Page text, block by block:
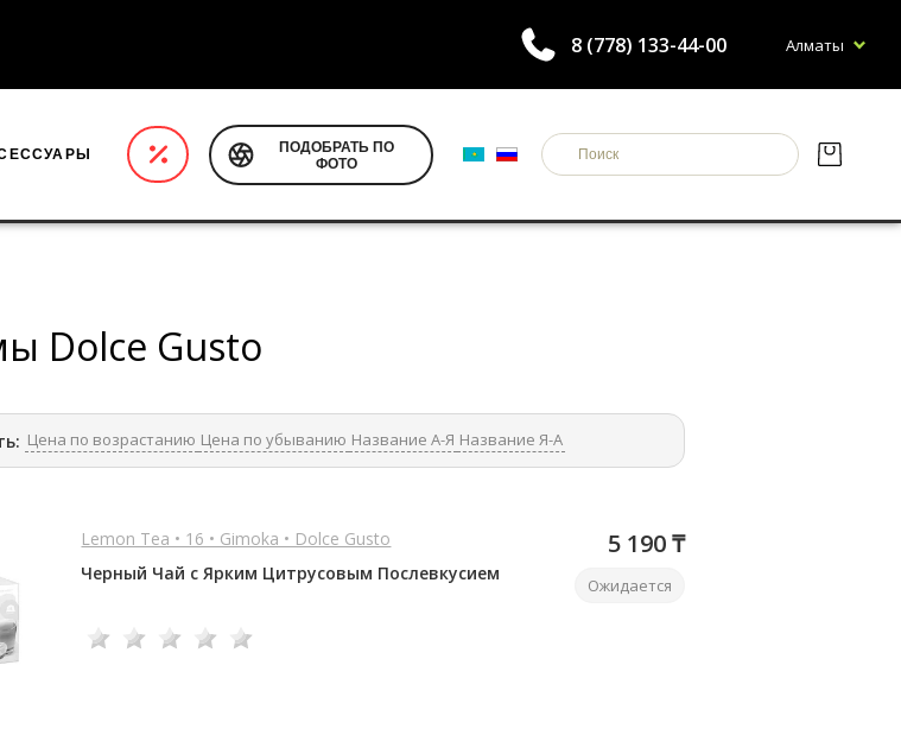
8 (778) 133-44-00 Алматы
ПОДОБРАТЬ ПО
ФОТО
Dolce Gusto
Цена по возрастанию Цена по убыванию Название А-Я Название Я-А
Lemon Tea • 16 • Gimoka • Dolce Gusto
Черный Чай с Ярким Цитрусовым Послевкусием
5 190 ₸
Ожидается